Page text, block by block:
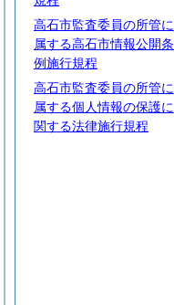
高石市監査委員の所管に
属する高石市情報公開条
例施行規程
高石市監査委員の所管に
属する個人情報の保護に
関する法律施行規程